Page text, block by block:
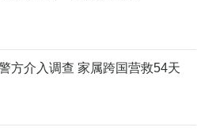
方介入调查 家属跨国营救54天